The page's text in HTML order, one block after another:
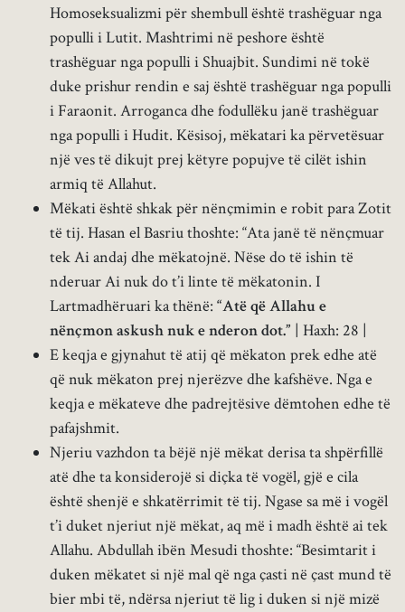
Homoseksualizmi për shembull është trashëguar nga
populli i Lutit. Mashtrimi në peshore është
trashëguar nga populli i Shuajbit. Sundimi në tokë
duke prishur rendin e saj është trashëguar nga populli
i Faraonit. Arroganca dhe fodullëku janë trashëguar
nga populli i Hudit. Kësisoj, mëkatari ka përvetësuar
një ves të dikujt prej këtyre popujve të cilët ishin
armiq të Allahut.
Mëkati është shkak për nënçmimin e robit para Zotit
të tij. Hasan el Basriu thoshte: “Ata janë të nënçmuar
tek Ai andaj dhe mëkatojnë. Nëse do të ishin të
nderuar Ai nuk do t’i linte të mëkatonin. I
Lartmadhëruari ka thënë: “Atë që Allahu e
nënçmon askush nuk e nderon dot.” | Haxh: 28 |
E keqja e gjynahut të atij që mëkaton prek edhe atë
që nuk mëkaton prej njerëzve dhe kafshëve. Nga e
keqja e mëkateve dhe padrejtësive dëmtohen edhe të
pafajshmit.
Njeriu vazhdon ta bëjë një mëkat derisa ta shpërfillë
atë dhe ta konsiderojë si diçka të vogël, gjë e cila
është shenjë e shkatërrimit të tij. Ngase sa më i vogël
t’i duket njeriut një mëkat, aq më i madh është ai tek
Allahu. Abdullah ibën Mesudi thoshte: “Besimtarit i
duken mëkatet si një mal që nga çasti në çast mund të
bier mbi të, ndërsa njeriut të lig i duken si një mizë